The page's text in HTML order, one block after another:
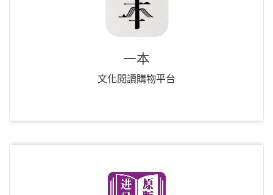
一本
文化閱讀購物平台